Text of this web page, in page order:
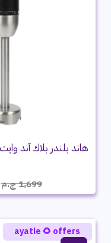
1,699ج.م
ayatie 🌻 offers